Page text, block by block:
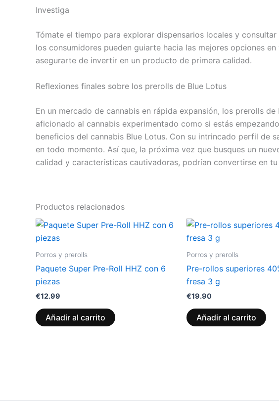
Investiga
Tómate el tiempo para explorar dispensarios locales y
los consumidores pueden guiarte hacia las mejores opciones
asegurarte de invertir en un producto de primera calidad.
Reflexiones finales sobre los prerolls de Blue Lotus
En un mercado de cannabis en rápida expansión, los prerolls
aficionado al cannabis experimentado como si estás
beneficios del cannabis Blue Lotus. Con su intrincado perfil de
en todo momento. Así que, la próxima vez que busques un
calidad y características cautivadoras, podrían convertirse en
Productos relacionados
Porros y prerolls
Paquete Super Pre-Roll HHZ con 6
piezas
€12.99
Añadir al carrito
Porros y prerolls
Pre-rollos superiores
fresa 3 g
€19.90
Añadir al carrito